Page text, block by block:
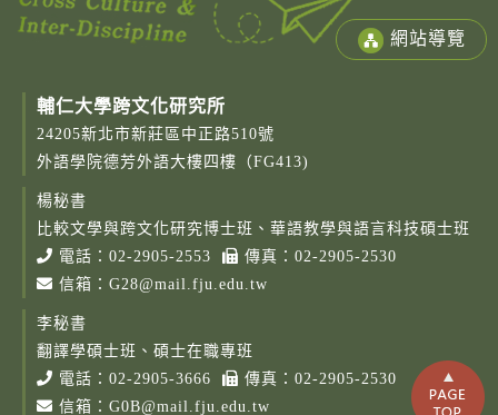
網站導覽
輔仁大學跨文化研究所
24205新北市新莊區中正路510號
外語學院德芳外語大樓四樓（FG413)
楊秘書
比較文學與跨文化研究博士班、華語教學與語言科技碩士班
電話： 02-2905-2553
傳真：02-2905-2530
信箱： G28@mail.fju.edu.tw
李秘書
翻譯學碩士班、碩士在職專班
電話： 02-2905-3666
傳真：02-2905-2530
信箱： G0B@mail.fju.edu.tw